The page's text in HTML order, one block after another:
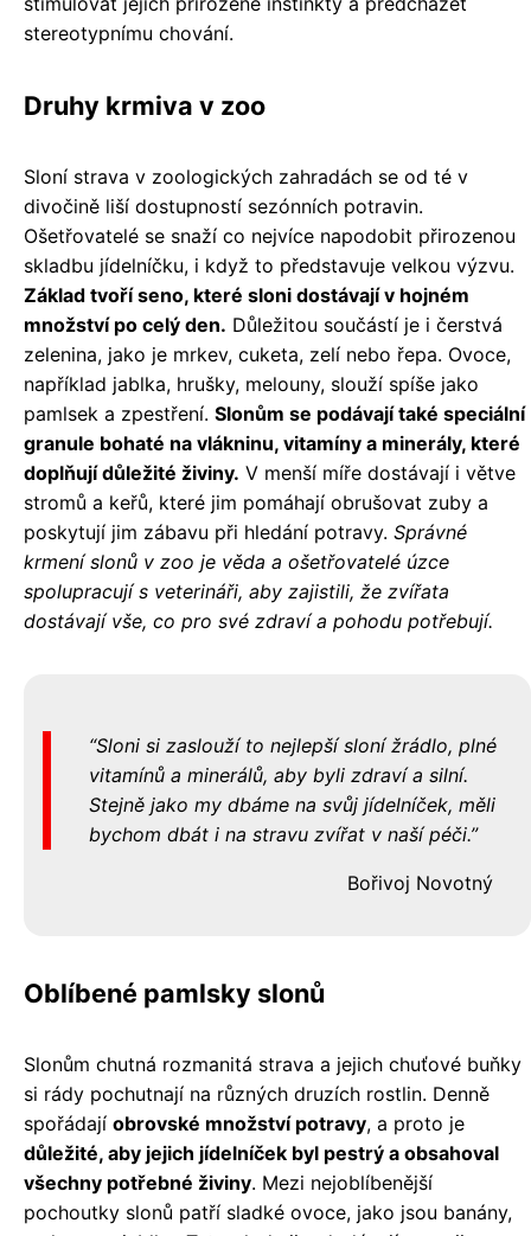
stereotypnímu chování.
Druhy krmiva v zoo
Sloní strava v zoologických zahradách se od té v
divočině liší dostupností sezónních potravin.
Ošetřovatelé se snaží co nejvíce napodobit přirozenou
skladbu jídelníčku, i když to představuje velkou výzvu.
Základ tvoří seno, které sloni dostávají v hojném
množství po celý den. Důležitou součástí je i čerstvá
zelenina, jako je mrkev, cuketa, zelí nebo řepa. Ovoce,
například jablka, hrušky, melouny, slouží spíše jako
pamlsek a zpestření. Slonům se podávají také speciální
granule bohaté na vlákninu, vitamíny a minerály, které
doplňují důležité živiny. V menší míře dostávají i větve
stromů a keřů, které jim pomáhají obrušovat zuby a
poskytují jim zábavu při hledání potravy. Správné
krmení slonů v zoo je věda a ošetřovatelé úzce
spolupracují s veterináři, aby zajistili, že zvířata
dostávají vše, co pro své zdraví a pohodu potřebují.
Sloni si zaslouží to nejlepší sloní žrádlo, plné
vitamínů a minerálů, aby byli zdraví a silní.
Stejně jako my dbáme na svůj jídelníček, měli
bychom dbát i na stravu zvířat v naší péči.
Bořivoj Novotný
Oblíbené pamlsky slonů
Slonům chutná rozmanitá strava a jejich chuťové buňky
si rády pochutnají na různých druzích rostlin. Denně
spořádají obrovské množství potravy, a proto je
důležité, aby jejich jídelníček byl pestrý a obsahoval
všechny potřebné živiny. Mezi nejoblíbenější
pochoutky slonů patří sladké ovoce, jako jsou banány,